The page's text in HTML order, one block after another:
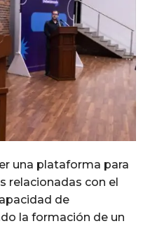
una plataforma para
relacionadas con el
de
la formación de un